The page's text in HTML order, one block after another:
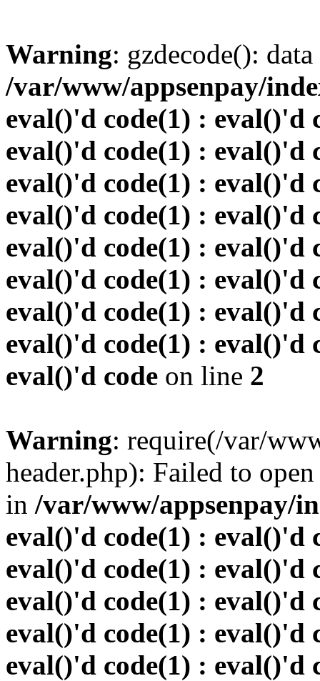
Warning: gzdecode():
/var/www/appsenpay/
eval()'d code(1) : eval()'d
eval()'d code(1) : eval()'d
eval()'d code(1) : eval()'d
eval()'d code(1) : eval()'d
eval()'d code(1) : eval()'d
eval()'d code(1) : eval()'d
eval()'d code(1) : eval()'d
eval()'d code(1) : eval()'d
eval()'d code on line 2
Warning: require(/var/
header.php): Failed to
in /var/www/appsenpay/
eval()'d code(1) : eval()'d
eval()'d code(1) : eval()'d
eval()'d code(1) : eval()'d
eval()'d code(1) : eval()'d
eval()'d code(1) : eval()'d